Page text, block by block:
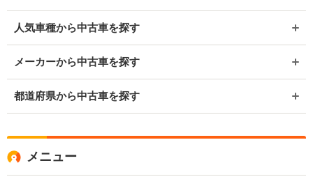
人気車種から中古車を探す
メーカーから中古車を探す
都道府県から中古車を探す
メニュー